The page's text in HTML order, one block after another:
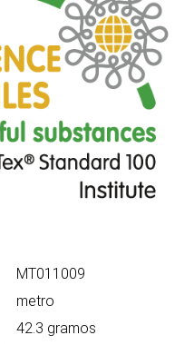
MT011009
metro
42.3 gramos